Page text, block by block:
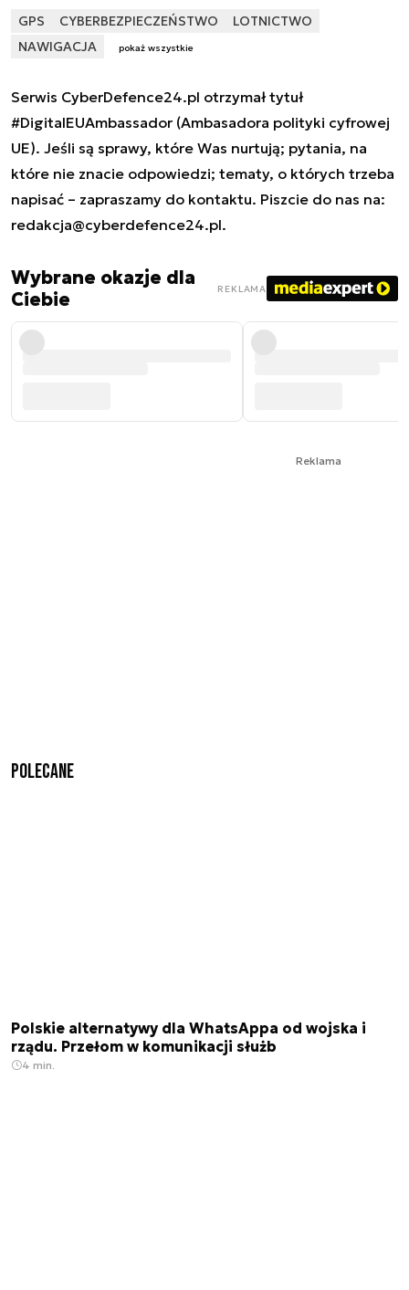
GPS CYBERBEZPIECZEŃSTWO
LOTNICTWO
NAWIGACJA
pokaż wszystkie
Serwis CyberDefence24.pl otrzymał tytuł
#DigitalEUAmbassador (Ambasadora polityki cyfrowej
UE). Jeśli są sprawy, które Was nurtują; pytania, na
które nie znacie odpowiedzi; tematy, o których trzeba
napisać – zapraszamy do kontaktu. Piszcie do nas na:
redakcja@cyberdefence24.pl.
Wybrane okazje dla
Ciebie
REKLAMA
Reklama
Polecane
Polskie alternatywy dla WhatsAppa od wojska i
rządu. Przełom w komunikacji służb
4 min.